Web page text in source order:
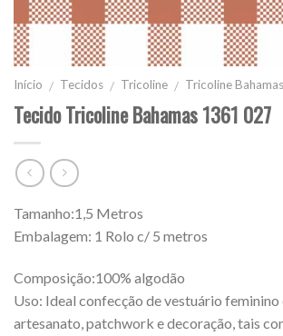
Início / Tecidos / Tricoline / Tricoline Bahamas
Tecido Tricoline Bahamas 1361 027
Tamanho:1,5 Metros
Embalagem: 1 Rolo c/ 5 metros
Composição:100% algodão
Uso: Ideal confecção de vestuário
artesanato, patchwork e decoração, tais